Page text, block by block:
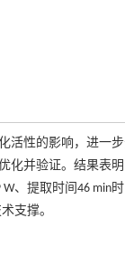
活性的影响，进一
化并验证。结果表
、提取时间46 min
支撑。